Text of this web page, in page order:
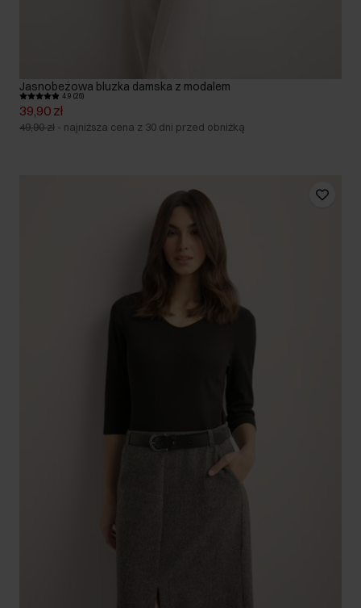
Jasnobeżowa bluzka damska z modalem
4.9 (26)
39,90 zł
49,90 zł - najniższa cena z 30 dni przed obniżką